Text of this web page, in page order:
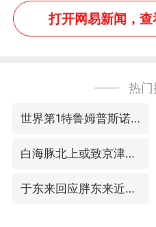
打开网易新闻，
热门
世界第1特鲁姆普斯诺克中国赛一轮游
白海豚北上或致京津冀暴雨
于东来回应胖东来近25年老店年底关闭